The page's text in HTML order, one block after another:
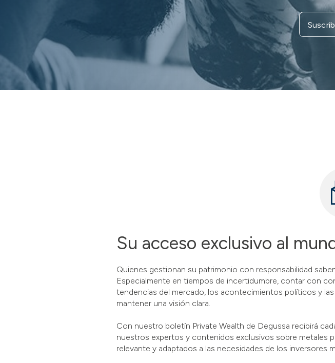
Su acceso exclusivo al
Quienes gestionan su patrimonio con responsabilidad
Especialmente en tiempos de incertidumbre, contar con
tendencias del mercado, los acontecimientos políticos y
mantener una visión clara.
Con nuestro boletín Private Wealth de Degussa recibirá
nuestros expertos y contenidos exclusivos sobre metales
relevante y adaptados a las necesidades de los inversores